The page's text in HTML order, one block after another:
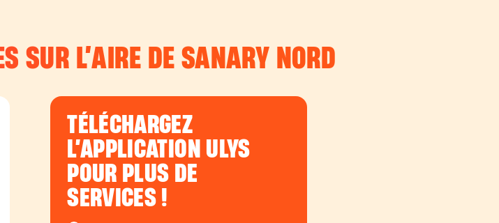
SUR L’AIRE DE SANARY NORD
TÉLÉCHARGEZ
L’APPLICATION ULYS
POUR PLUS DE
SERVICES !